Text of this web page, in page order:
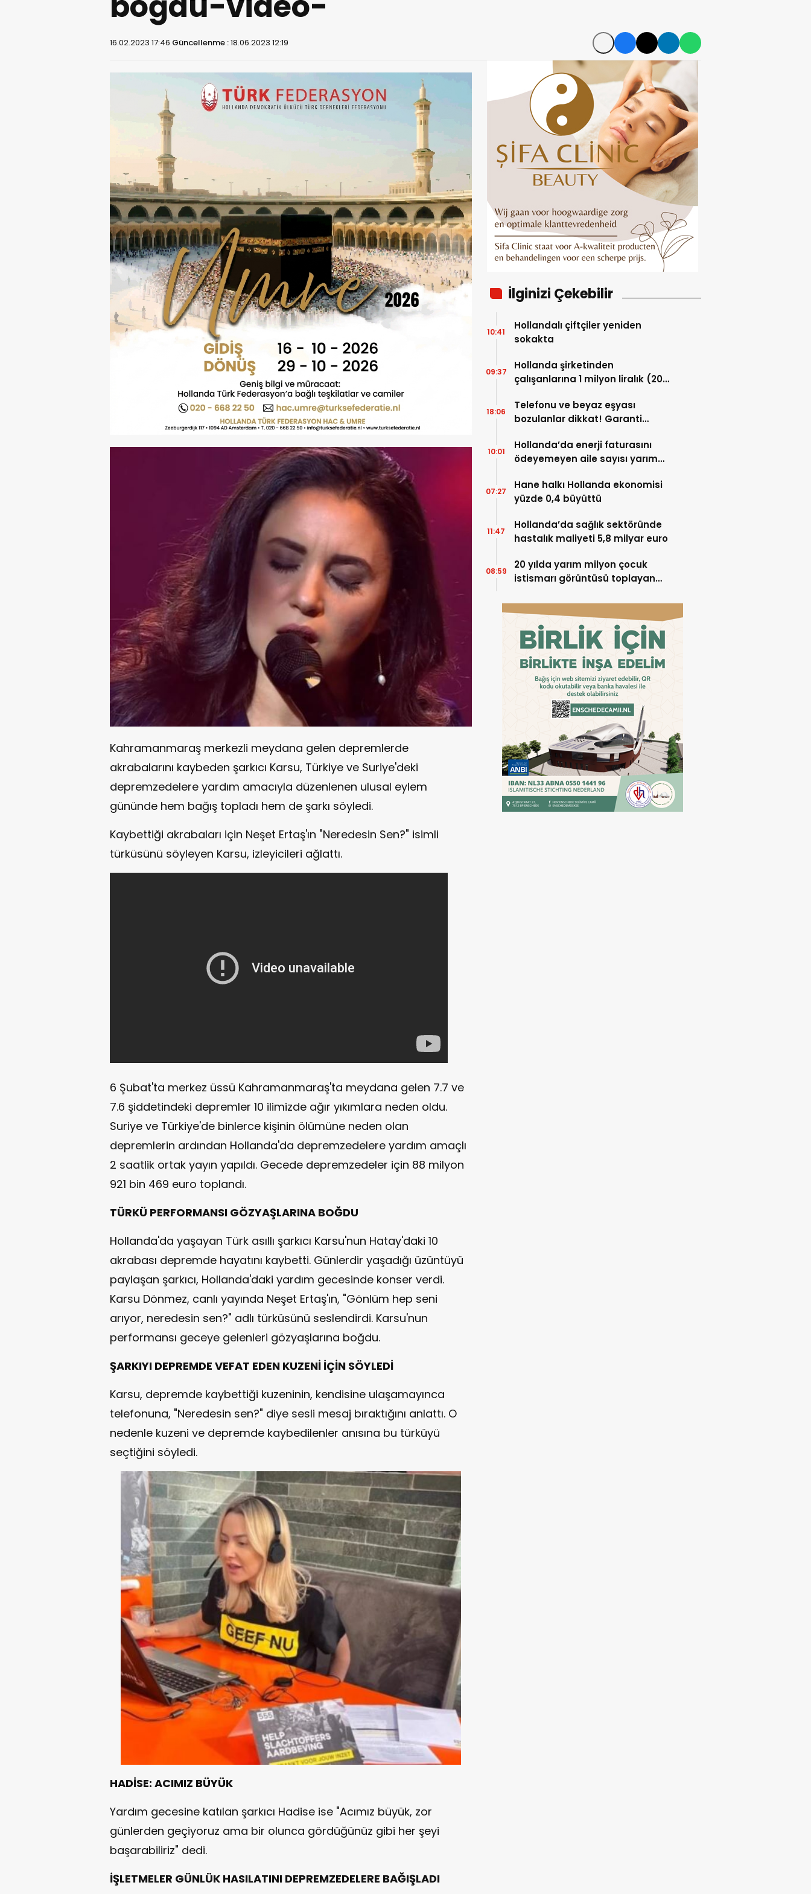
16.02.2023 17:46 Güncellenme :18.06.2023 12:19
Kahramanmaraş merkezli meydana gelen depremlerde
akrabalarını kaybeden şarkıcı Karsu, Türkiye ve Suriye'deki
depremzedelere yardım amacıyla düzenlenen ulusal eylem
gününde hem bağış topladı hem de şarkı söyledi.
Kaybettiği akrabaları için Neşet Ertaş'ın "Neredesin Sen?" isimli
türküsünü söyleyen Karsu, izleyicileri ağlattı.
6 Şubat'ta merkez üssü Kahramanmaraş'ta meydana gelen 7.7 ve
7.6 şiddetindeki depremler 10 ilimizde ağır yıkımlara neden oldu.
Suriye ve Türkiye'de binlerce kişinin ölümüne neden olan
depremlerin ardından Hollanda'da depremzedelere yardım amaçlı
2 saatlik ortak yayın yapıldı. Gecede depremzedeler için 88 milyon
921 bin 469 euro toplandı.
TÜRKÜ PERFORMANSI GÖZYAŞLARINA BOĞDU
Hollanda'da yaşayan Türk asıllı şarkıcı Karsu'nun Hatay'daki 10
akrabası depremde hayatını kaybetti. Günlerdir yaşadığı üzüntüyü
paylaşan şarkıcı, Hollanda'daki yardım gecesinde konser verdi.
Karsu Dönmez, canlı yayında Neşet Ertaş'ın, "Gönlüm hep seni
arıyor, neredesin sen?" adlı türküsünü seslendirdi. Karsu'nun
performansı geceye gelenleri gözyaşlarına boğdu.
ŞARKIYI DEPREMDE VEFAT EDEN KUZENİ İÇİN SÖYLEDİ
Karsu, depremde kaybettiği kuzeninin, kendisine ulaşamayınca
telefonuna, "Neredesin sen?" diye sesli mesaj bıraktığını anlattı. O
nedenle kuzeni ve depremde kaybedilenler anısına bu türküyü
seçtiğini söyledi.
HADİSE: ACIMIZ BÜYÜK
Yardım gecesine katılan şarkıcı Hadise ise "Acımız büyük, zor
günlerden geçiyoruz ama bir olunca gördüğünüz gibi her şeyi
başarabiliriz" dedi.
İŞLETMELER GÜNLÜK HASILATINI DEPREMZEDELERE BAĞIŞLADI
İlginizi Çekebilir
Hollandalı çiftçiler yeniden
sokakta
10:41
Hollanda şirketinden
çalışanlarına 1 milyon liralık (20
09:37
Telefonu ve beyaz eşyası
bozulanlar dikkat! Garanti
18:06
Hollanda’da enerji faturasını
ödeyemeyen aile sayısı yarım
10:01
Hane halkı Hollanda ekonomisi
yüzde 0,4 büyüttü
07:27
Hollanda’da sağlık sektöründe
hastalık maliyeti 5,8 milyar euro
11:47
20 yılda yarım milyon çocuk
istismarı görüntüsü toplayan
08:59